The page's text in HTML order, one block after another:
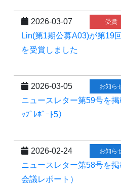
2026-03-07 受賞
Lin(第1期公募A03)が第19
を受賞しました
2026-03-05 お知ら
ニュースレター第59号を
ｯﾌﾟﾚﾎﾟｰﾄ5）
2026-02-24 お知ら
ニュースレター第58号を
会議レポート）